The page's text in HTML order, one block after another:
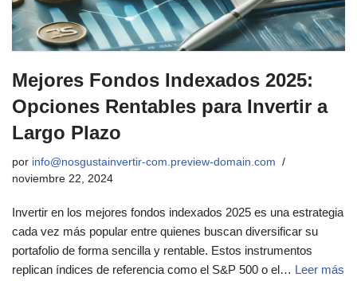
Mejores Fondos Indexados 2025:
Opciones Rentables para Invertir a
Largo Plazo
por info@nosgustainvertir-com.preview-domain.com
noviembre 22, 2024
Invertir en los mejores fondos indexados 2025 es una estrategia
cada vez más popular entre quienes buscan diversificar su
portafolio de forma sencilla y rentable. Estos instrumentos
replican índices de referencia como el S&P 500 o el… Leer más